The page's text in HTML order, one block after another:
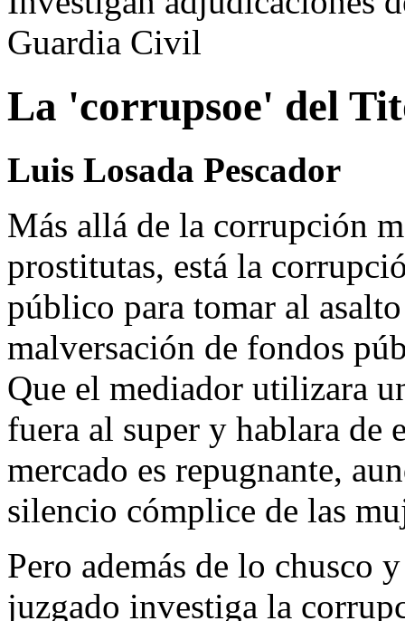
Guardia Civil
La 'corrupsoe' del
Luis Losada Pescador
Más allá de la corrupción
prostitutas, está la
público para tomar al
malversación de fondos
Que el mediador utilizara
fuera al super y hablara de
mercado es repugnante,
silencio cómplice de las
Pero además de lo chusco
juzgado investiga la